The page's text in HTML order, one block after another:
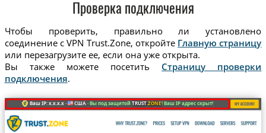
Проверка подключения
Чтобы проверить, правильно ли установлено
соединение с VPN Trust.Zone, откройте Главную страницу
или перезагрузите ее, если она уже открыта.
Вы также можете посетить Страницу проверки
подключения.
Ваш IP: x.x.x.x · США ·Вы под защитойTRUST.ZONE! Ваш IP адрес скрыт!